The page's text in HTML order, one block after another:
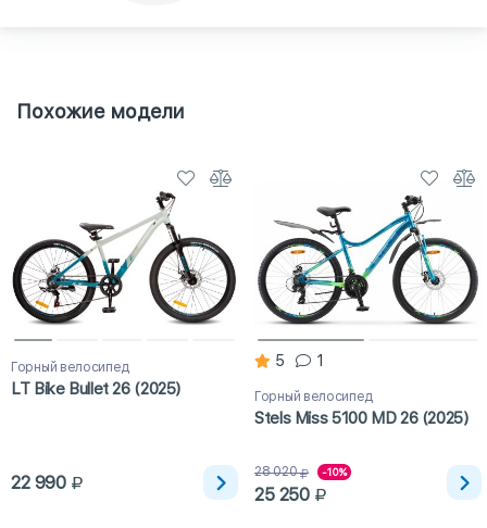
Похожие модели
Горный велосипед
LT Bike Bullet 26 (2025)
22 990
5 1
Горный велосипед
Stels Miss 5100 MD 26 (2025)
28 020 -10%
25 250